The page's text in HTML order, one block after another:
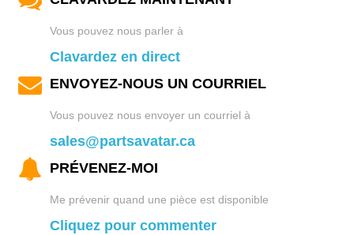
Vous pouvez nous parler à
Clavardez en direct
ENVOYEZ-NOUS UN COURRIEL
Vous pouvez nous envoyer un courriel à
sales@partsavatar.ca
PRÉVENEZ-MOI
Me prévenir quand une pièce est disponible
Cliquez pour commenter